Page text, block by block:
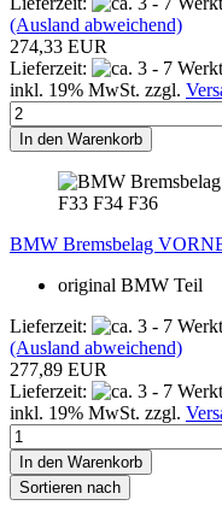
(Ausland abweichend)
274,33 EUR
Lieferzeit:
inkl. 19% MwSt. zzgl.
In den Warenkorb
BMW Bremsbelag
original BMW Teil
Lieferzeit:
(Ausland abweichend)
277,89 EUR
Lieferzeit:
inkl. 19% MwSt. zzgl.
In den Warenkorb
Sortieren nach